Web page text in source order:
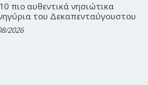
πιο αυθεντικά νησιώτικα
του Δεκαπενταύγουστου
2026